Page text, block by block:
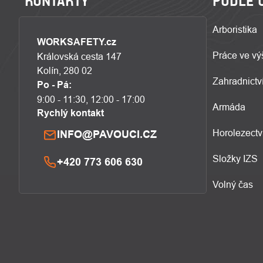
WORKSAFETY.cz
Královská cesta 147
Kolín, 280 02
Po - Pá:
9:00 - 11:30, 12:00 - 17:00
Rychlý kontakt
INFO@PAVOUCI.CZ
+420 773 606 630
Arboristika
Práce ve
Armáda
Složky IZS
Volný čas